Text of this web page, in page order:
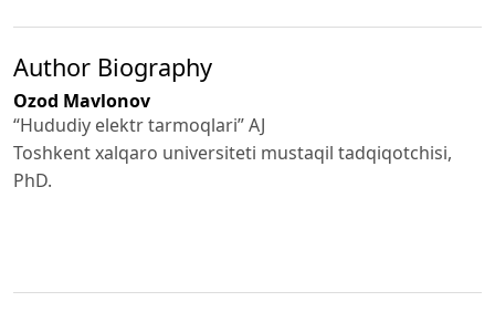
Author Biography
Ozod Mavlonov
“Hududiy elektr tarmoqlari” AJ
Toshkent xalqaro universiteti mustaqil tadqiqotchisi,
PhD.